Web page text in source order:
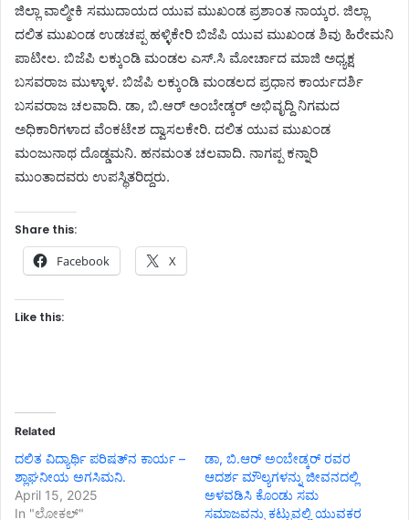
ಜಿಲ್ಲಾ ವಾಲ್ಮೀಕಿ ಸಮುದಾಯದ ಯುವ ಮುಖಂಡ ಪ್ರಶಾಂತ ನಾಯ್ಕರ. ಜಿಲ್ಲಾ
ದಲಿತ ಮುಖಂಡ ಉಡಚಪ್ಪ ಹಳ್ಳಿಕೇರಿ ಬಿಜೆಪಿ ಯುವ ಮುಖಂಡ ಶಿವು ಹಿರೇಮನಿ
ಪಾಟೀಲ. ಬಿಜೆಪಿ ಲಕ್ಕುಂಡಿ ಮಂಡಲ ಎಸ್‌.ಸಿ ಮೋರ್ಚಾದ ಮಾಜಿ ಅಧ್ಯಕ್ಷ
ಬಸವರಾಜ ಮುಳ್ಳಾಳ. ಬಿಜೆಪಿ ಲಕ್ಕುಂಡಿ ಮಂಡಲದ ಪ್ರಧಾನ ಕಾರ್ಯದರ್ಶಿ
ಬಸವರಾಜ ಚಲವಾದಿ. ಡಾ, ಬಿ.ಆರ್ ಅಂಬೇಡ್ಕರ್ ಅಭಿವೃದ್ದಿ ನಿಗಮದ
ಅಧಿಕಾರಿಗಳಾದ ವೆಂಕಟೇಶ ದ್ವಾಸಲಕೇರಿ. ದಲಿತ ಯುವ ಮುಖಂಡ
ಮಂಜುನಾಥ ದೊಡ್ಡಮನಿ. ಹನಮಂತ ಚಲವಾದಿ. ನಾಗಪ್ಪ ಕನ್ನಾರಿ
ಮುಂತಾದವರು ಉಪಸ್ಥಿತರಿದ್ದರು.
Share this:
Facebook X
Like this:
Related
ದಲಿತ ವಿದ್ಯಾರ್ಥಿ ಪರಿಷತ್‌ನ ಕಾರ್ಯ –
ಶ್ಲಾಘನೀಯ ಅಗಸಿಮನಿ.
April 15, 2025
In "ಲೋಕಲ್"
‎ಡಾ, ಬಿ.ಆರ್ ಅಂಬೇಡ್ಕರ್ ರವರ
ಆದರ್ಶ ಮೌಲ್ಯಗಳನ್ನು ಜೀವನದಲ್ಲಿ
ಅಳವಡಿಸಿ ಕೊಂಡು ಸಮ
ಸಮಾಜವನ್ನು ಕಟ್ಟುವಲ್ಲಿ ಯುವಕರ